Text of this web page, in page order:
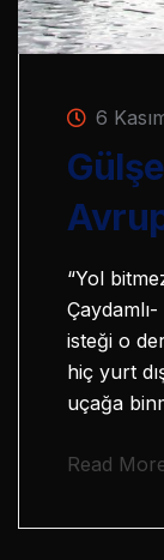
6
“Yol
Çaydamlı-
isteği o
hiç yurt
uçağa
Read